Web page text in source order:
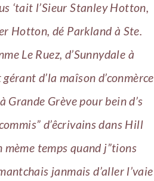
‘tait l’Sieur Stanley Hotton,
Hotton, dé Parkland à Ste.
Le Ruez, d’Sunnydale à
d’la maîson d’conmèrce
Grande Grève pour bein d’s
d’êcrivains dans Hill
mème temps quand j”tions
janmais d’aller l’vaie